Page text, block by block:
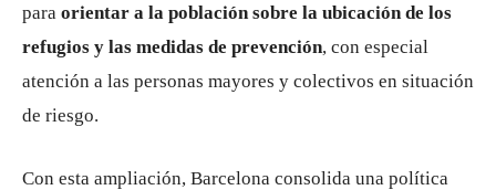
para orientar a la población sobre la ubicación de los
refugios y las medidas de prevención, con especial
atención a las personas mayores y colectivos en situación
de riesgo.
Con esta ampliación, Barcelona consolida una política